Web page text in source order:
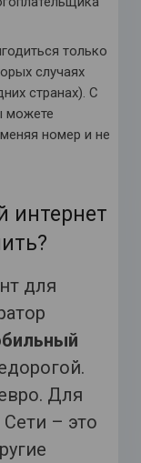
только
случаях
странах). С
можете
номер и не
интернет
для
Для
– это